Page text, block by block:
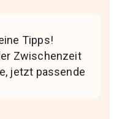
Tipps!
Zwischenzeit
jetzt passende